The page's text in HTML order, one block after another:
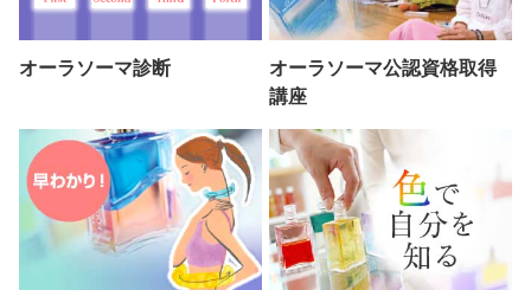
オーラソーマ診断
オーラソーマ公認資格取得
講座